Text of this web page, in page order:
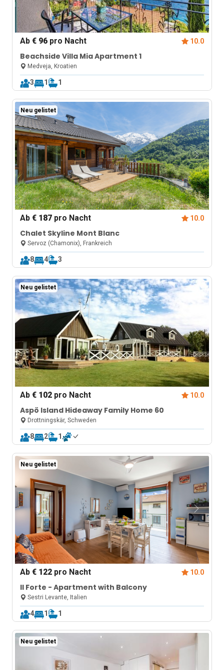
Ab€ 96 pro Nacht 10.0
Beachside Villa Mia Apartment 1
Medveja, Kroatien
3 1 1
Neu gelistet
Ab€ 187 pro Nacht 10.0
Chalet Skyline Mont Blanc
Servoz (Chamonix), Frankreich
8 4 3
Neu gelistet
Ab€ 102 pro Nacht 10.0
Aspö Island Hideaway Family Home 60
Drottningskär, Schweden
8 2 1
Neu gelistet
Ab€ 122 pro Nacht 10.0
Il Forte - Apartment with Balcony
Sestri Levante, Italien
4 1 1
Neu gelistet